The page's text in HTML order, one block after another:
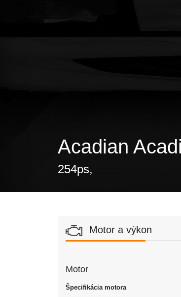
Acadian
254ps,
Motor a výkon
Motor
Špecifikácia motora